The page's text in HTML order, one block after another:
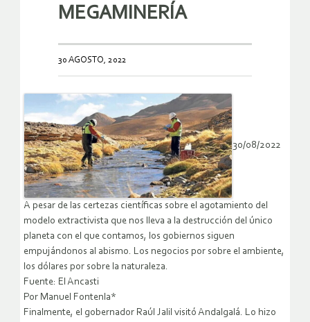
MEGAMINERÍA
30 AGOSTO, 2022
30/08/2022
A pesar de las certezas científicas sobre el agotamiento del
modelo extractivista que nos lleva a la destrucción del único
planeta con el que contamos, los gobiernos siguen
empujándonos al abismo. Los negocios por sobre el ambiente,
los dólares por sobre la naturaleza.
Fuente: El Ancasti
Por Manuel Fontenla*
Finalmente, el gobernador Raúl Jalil visitó Andalgalá. Lo hizo